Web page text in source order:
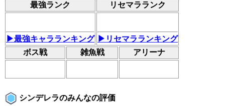
最強ランク リセマラランク
▶最強キャラランキング
▶リセマラランキング
ボス戦
雑魚戦 アリーナ
シンデレラのみんなの評価